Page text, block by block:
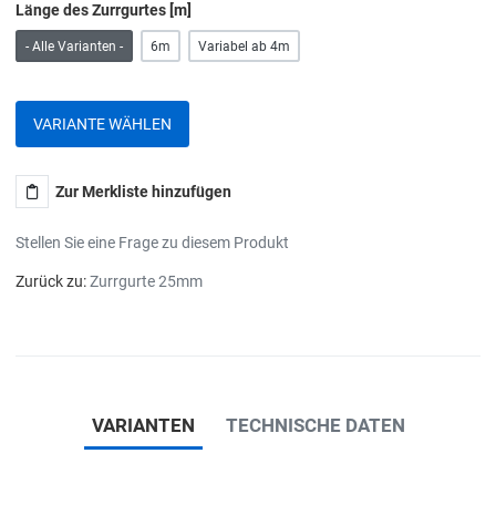
Länge des Zurrgurtes [m]
- Alle Varianten - 6m Variabel ab 4m
VARIANTE WÄHLEN
Zur Merkliste hinzufügen
Stellen Sie eine Frage zu diesem Produkt
Zurück zu:Zurrgurte 25mm
VARIANTEN TECHNISCHE DATEN